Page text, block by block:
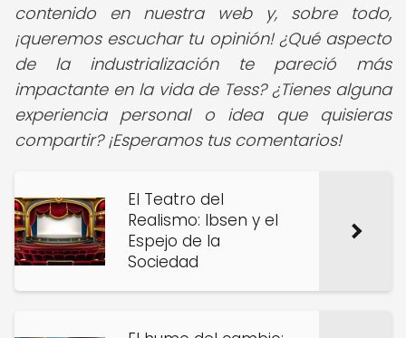
contenido en nuestra web y, sobre todo,
¡queremos escuchar tu opinión! ¿Qué aspecto
de la industrialización te pareció más
impactante en la vida de Tess? ¿Tienes alguna
experiencia personal o idea que quisieras
compartir? ¡Esperamos tus comentarios!
El Teatro del
Realismo: Ibsen y el
Espejo de la
Sociedad